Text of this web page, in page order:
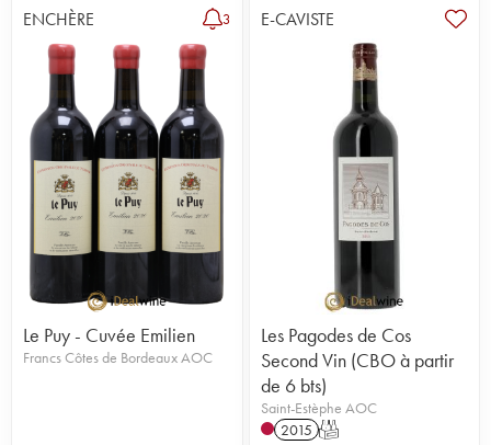
ENCHÈRE 3
Le Puy - Cuvée Emilien
Francs Côtes de Bordeaux AOC
E-CAVISTE
Les Pagodes de Cos
Second Vin (CBO à partir
de 6 bts)
Saint-Estèphe AOC
2015 T